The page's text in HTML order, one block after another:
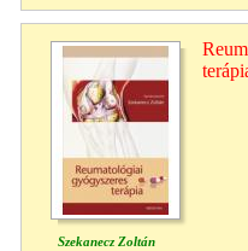
Szekanecz Zoltán